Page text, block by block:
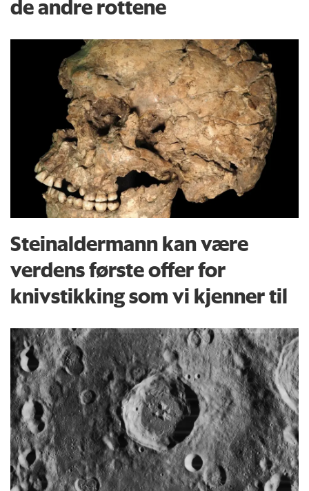
de andre rottene
Steinaldermann kan være
verdens første offer for
knivstikking som vi kjenner til